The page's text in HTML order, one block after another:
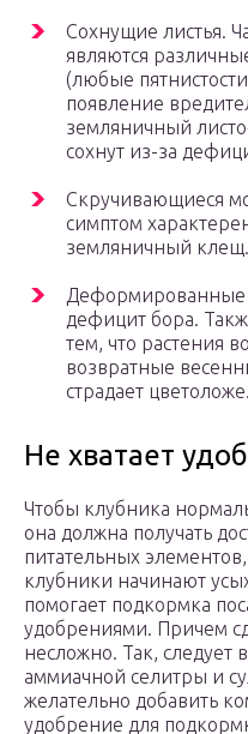
Сохнущие листья.
являются
(любые
появление
земляничный
сохнут из-за
Скручивающиеся
симптом
земляничный клещ.
дефицит бора.
тем, что растения
возвратные
страдает цветоложе.
Не хватает
Чтобы клубника
она должна получать
питательных
клубники начинают
помогает подкормка
удобрениями. Причем
несложно. Так, следует
аммиачной селитры и
желательно добавить
удобрение для